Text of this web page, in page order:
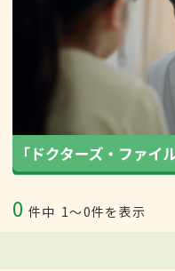
0 件中 1〜0件を表示